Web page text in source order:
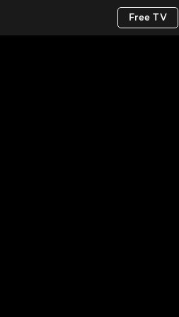
Free TV